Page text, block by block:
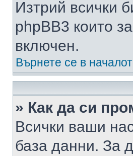
Изтрий всички
phpBB3 които
включен.
Върнете се в
» Как да си
Всички ваши
база данни. За